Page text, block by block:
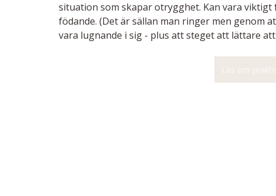
situation som skapar otrygghet. Kan vara
födande. (Det är sällan man ringer men genom
vara lugnande i sig - plus att steget att lättare